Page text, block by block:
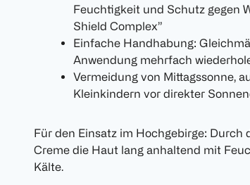
Feuchtigkeit und Schutz gegen
Shield Complex”
Einfache Handhabung:
Anwendung mehrfach
Vermeidung von Mittagssonne,
Kleinkindern vor direkter
Für den Einsatz im Hochgebirge: Durch
Creme die Haut lang anhaltend mit
Kälte.